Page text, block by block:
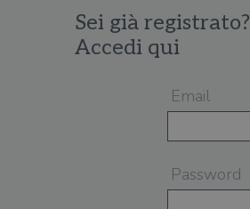
Sei già registrato?
Accedi qui
Email
Password